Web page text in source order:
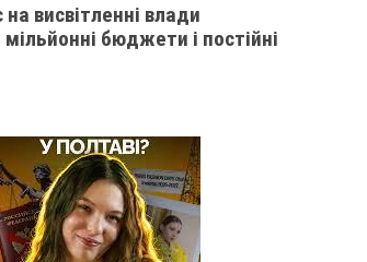
ОБЛАСТІ
82-РІЧНУ
0
ПОЛІЦІЯ
РОЗШУКУЄ 69-
МИХАЙЛА УДОДА
12 листопада 2025
висвітленні влади
бюджети і постійні